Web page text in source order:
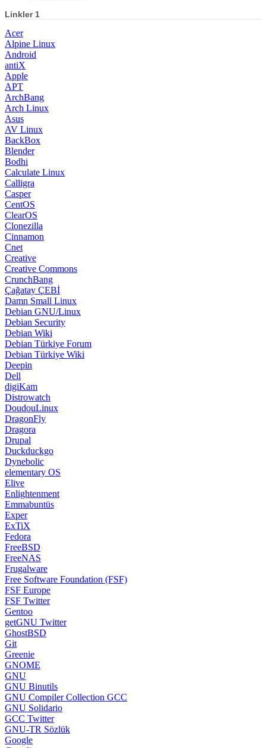
Linkler 1
Acer
Alpine Linux
Android
antiX
Apple
APT
ArchBang
Arch Linux
Asus
AV Linux
BackBox
Blender
Bodhi
Calculate Linux
Calligra
Casper
CentOS
ClearOS
Clonezilla
Cinnamon
Cnet
Creative
Creative Commons
CrunchBang
Çağatay ÇEBİ
Damn Small Linux
Debian GNU/Linux
Debian Security
Debian Wiki
Debian Türkiye Forum
Debian Türkiye Wiki
Deepin
Dell
digiKam
Distrowatch
DoudouLinux
DragonFly
Dragora
Drupal
Duckduckgo
Dynebolic
elementary OS
Elive
Enlightenment
Emmabuntüs
Exper
ExTiX
Fedora
FreeBSD
FreeNAS
Frugalware
Free Software Foundation (FSF)
FSF Europe
FSF Twitter
Gentoo
getGNU Twitter
GhostBSD
Git
Greenie
GNOME
GNU
GNU Binutils
GNU Compiler Collection GCC
GNU Solidario
GCC Twitter
GNU-TR Sözlük
Google